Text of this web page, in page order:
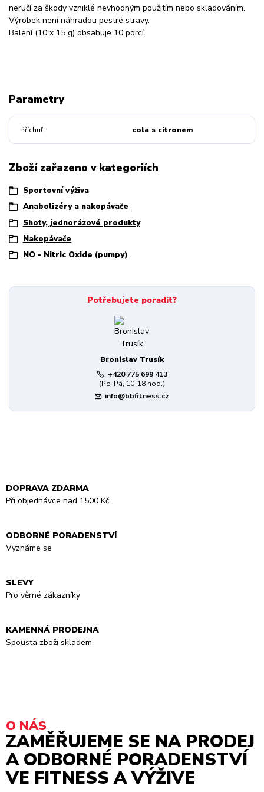
neručí za škody vzniklé nevhodným použitím nebo skladováním.
Výrobek není náhradou pestré stravy.
Balení (10 x 15 g) obsahuje 10 porcí.
Parametry
Příchuť cola s citronem
Zboží zařazeno v kategoriích
Sportovní výživa
Anabolizéry a nakopávače
Shoty, jednorázové produkty
Nakopávače
NO - Nitric Oxide (pumpy)
Potřebujete poradit?
Bronislav Trusík
+420 775 699 413
(Po-Pá, 10-18 hod.)
info@bbfitness.cz
DOPRAVA ZDARMA
Při objednávce nad 1500 Kč
ODBORNÉ PORADENSTVÍ
Vyznáme se
SLEVY
Pro věrné zákazníky
KAMENNÁ PRODEJNA
Spousta zboží skladem
O NÁS
ZAMĚŘUJEME SE NA PRODEJ
A ODBORNÉ PORADENSTVÍ
VE FITNESS A VÝŽIVE